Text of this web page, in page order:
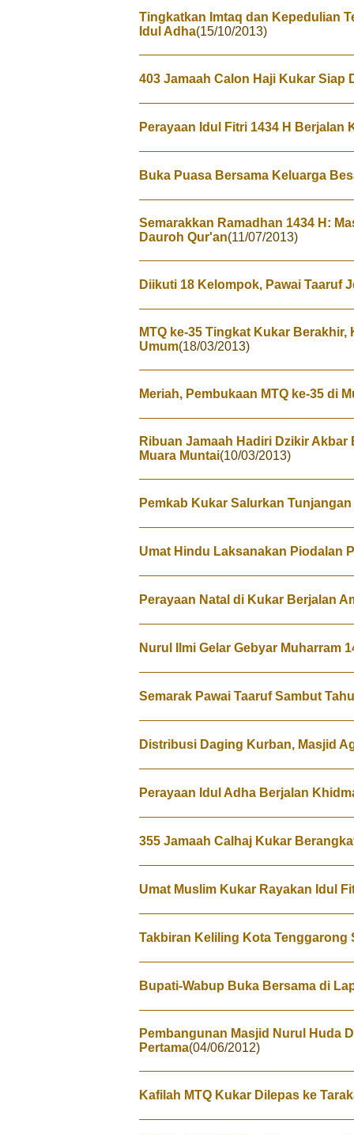
Tingkatkan Imtaq dan Kepedulian
Idul Adha(15/10/2013)
403 Jamaah Calon Haji Kukar Siap
Perayaan Idul Fitri 1434 H Berjalan
Buka Puasa Bersama Keluarga
Semarakkan Ramadhan 1434 H:
Dauroh Qur'an(11/07/2013)
Diikuti 18 Kelompok, Pawai Taaruf
MTQ ke-35 Tingkat Kukar
Umum(18/03/2013)
Meriah, Pembukaan MTQ ke-35 di
Ribuan Jamaah Hadiri Dzikir
Muara Muntai(10/03/2013)
Pemkab Kukar Salurkan
Umat Hindu Laksanakan Piodalan
Perayaan Natal di Kukar Berjalan
Nurul Ilmi Gelar Gebyar Muharram
Semarak Pawai Taaruf Sambut
Distribusi Daging Kurban, Masjid
Perayaan Idul Adha Berjalan
355 Jamaah Calhaj Kukar
Umat Muslim Kukar Rayakan Idul
Takbiran Keliling Kota Tenggarong
Bupati-Wabup Buka Bersama di
Pembangunan Masjid Nurul Huda
Pertama(04/06/2012)
Kafilah MTQ Kukar Dilepas ke